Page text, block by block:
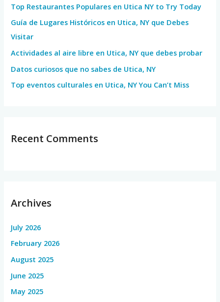
f
o
r
:
Top Restaurantes Populares en Utica NY to Try Today
Guía de Lugares Históricos en Utica, NY que Debes
Visitar
Actividades al aire libre en Utica, NY que debes probar
Datos curiosos que no sabes de Utica, NY
Top eventos culturales en Utica, NY You Can’t Miss
Recent Comments
Archives
July 2026
February 2026
August 2025
June 2025
May 2025